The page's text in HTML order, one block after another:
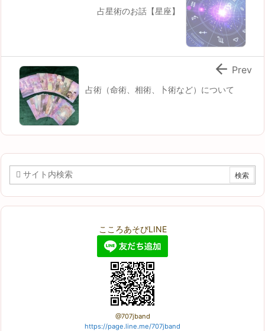
占星術のお話【星座】
占術（命術、相術、卜術など）について
 Prev
こころあそびLINE
@707jband
https://page.line.me/707jband